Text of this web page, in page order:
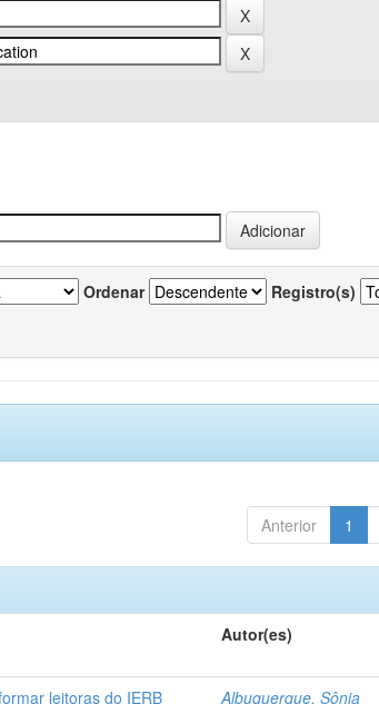
Ordenar Registro(s)
Anterior 1
Autor(es)
leitoras do IERB Albuquerque, Sônia